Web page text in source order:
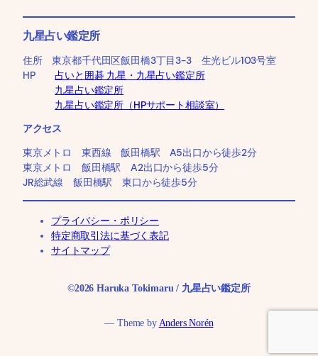
九星占い鑑定所
住所 東京都千代田区飯田橋3丁目3-3 生光ビル103号室
HP占いと囲碁 九星・九星占い鑑定所
九星占い鑑定所
九星占い鑑定所（HPサポート相談室）
アクセス
東京メトロ 東西線 飯田橋駅 A5出口から徒歩2分
東京メトロ 飯田橋駅 A2出口から徒歩5分
JR総武線 飯田橋駅 東口から徒歩5分
プライバシー・ポリシー
特定商取引法に基づく表記
サイトマップ
©2026 Haruka Tokimaru / 九星占い鑑定所
— Theme by Anders Norén